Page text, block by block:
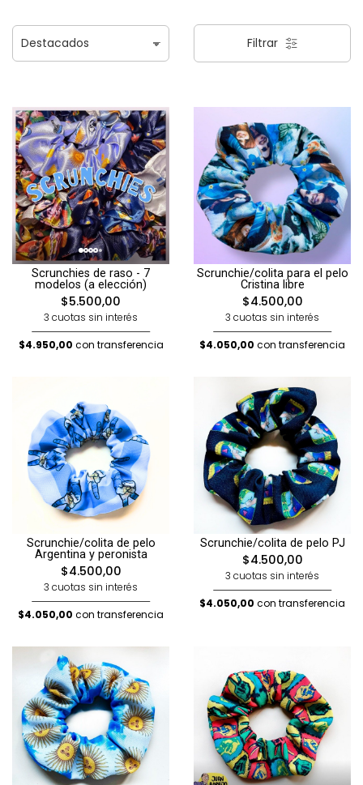
Filtrar
Scrunchies de raso - 7
modelos (a elección)
$5.500,00
3 cuotas sin interés
$4.950,00 con transferencia
Scrunchie/colita para el pelo
Cristina libre
$4.500,00
3 cuotas sin interés
$4.050,00 con transferencia
Scrunchie/colita de pelo
Argentina y peronista
$4.500,00
3 cuotas sin interés
$4.050,00 con transferencia
Scrunchie/colita de pelo PJ
$4.500,00
3 cuotas sin interés
$4.050,00 con transferencia